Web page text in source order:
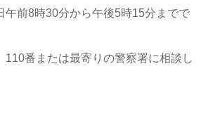
午前8時30分から午後5時15分までで
110番または最寄りの警察署に相談し